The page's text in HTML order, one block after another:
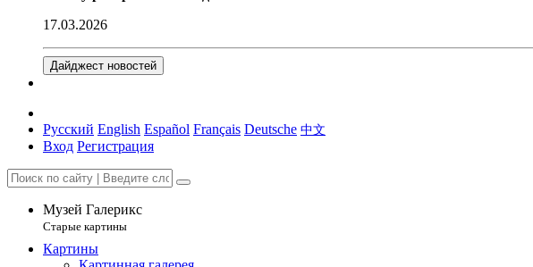
17.03.2026
Дайджест новостей
Русский English Español Français Deutsche 中文
Вход Регистрация
Музей Галерикс
Старые картины
Картины